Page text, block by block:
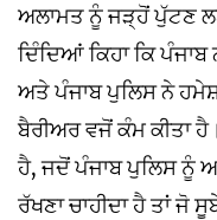
ਅਲਾਮਤ ਨੂੰ ਜੜ੍ਹੋਂ ਪੁੱਟਣ
ਦਿੰਦਿਆਂ ਕਿਹਾ ਕਿ
ਅਤੇ ਪੰਜਾਬ ਪੁਲਿਸ ਨੇ
ਬੈਰੀਅਰ ਵਜੋਂ ਕੰਮ ਕੀਤਾ
ਹੈ, ਜਦੋਂ ਪੰਜਾਬ ਪੁਲਿਸ ਨੂੰ
ਰੱਖਣਾ ਚਾਹੀਦਾ ਹੈ ਤਾਂ ਜੋ